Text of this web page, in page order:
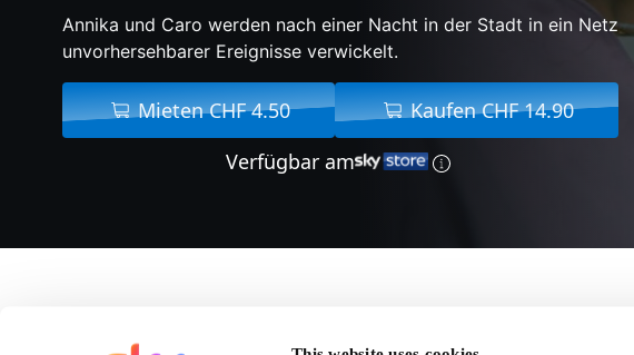
Annika und Caro werden nach einer Nacht in der Stadt in ein Netz
unvorhersehbarer Ereignisse verwickelt.
Mieten CHF 4.50
Kaufen CHF 14.90
Verfügbar am